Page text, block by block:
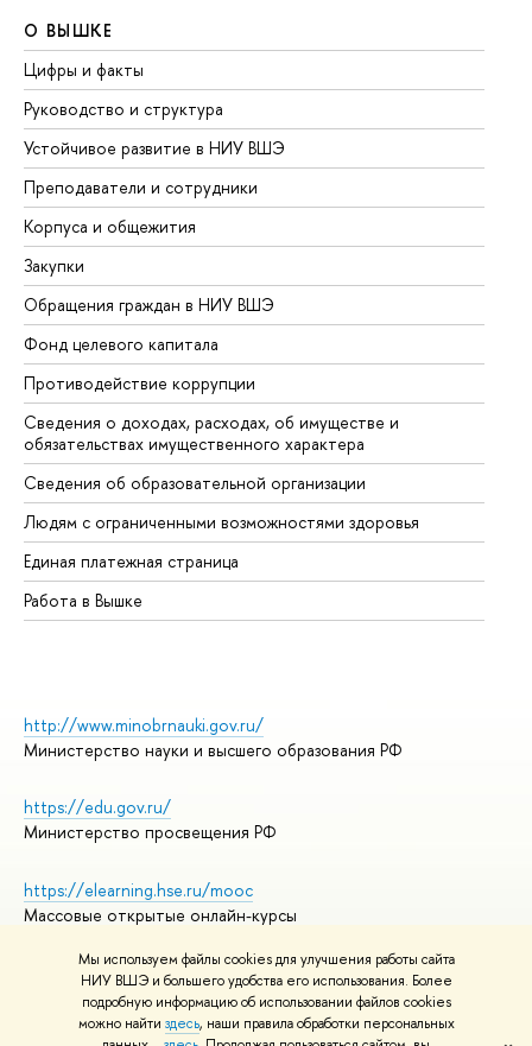
Мы используем файлы cookies для улучшения работы сайта
НИУ ВШЭ и большего удобства его использования. Более
подробную информацию об использовании файлов cookies
можно найти здесь, наши правила обработки персональных
О ВЫШКЕ
Цифры и факты
Руководство и структура
Устойчивое развитие в НИУ ВШЭ
Преподаватели и сотрудники
Корпуса и общежития
Закупки
Обращения граждан в НИУ ВШЭ
Фонд целевого капитала
Противодействие коррупции
Сведения о доходах, расходах, об имуществе и
обязательствах имущественного характера
Сведения об образовательной организации
Людям с ограниченными возможностями здоровья
Единая платежная страница
Работа в Вышке
http://www.minobrnauki.gov.ru/
Министерство науки и высшего образования РФ
https://edu.gov.ru/
Министерство просвещения РФ
https://elearning.hse.ru/mooc
Массовые открытые онлайн-курсы
© НИУ ВШЭ 1993–2026
Адреса и контакты
Условия использования материалов